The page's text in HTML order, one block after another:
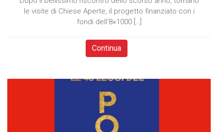
le visite di Chiese Aperte, il progetto finanziato con i
fondi dell’8×1000 […]
Continua